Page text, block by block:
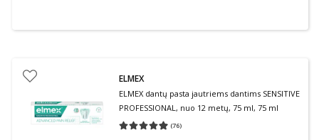
ELMEX
ELMEX dantų pasta jautriems dantims SENSITIVE
PROFESSIONAL, nuo 12 metų, 75 ml, 75 ml
(76)
Vidutinis įvertinimas 4.95